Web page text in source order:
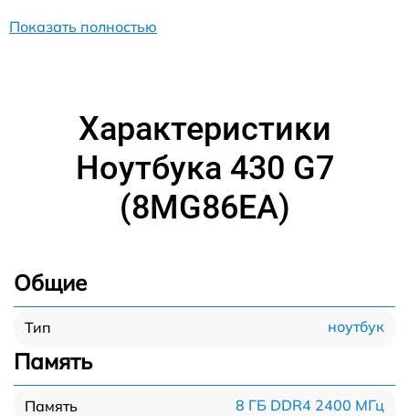
Показать полностью
Характеристики
Ноутбука 430 G7
(8MG86EA)
Общие
Тип ноутбук
Память
Память 8 ГБ DDR4 2400 МГц